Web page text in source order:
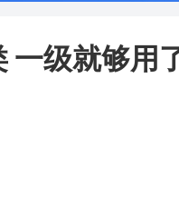
一级就够用